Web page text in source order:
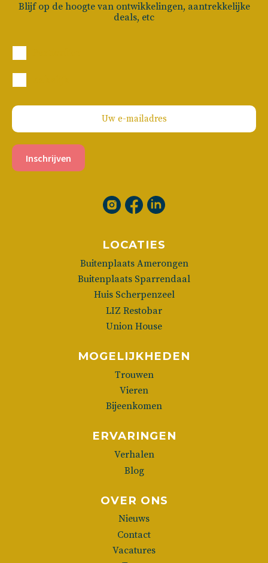
Blijf op de hoogte van ontwikkelingen, aantrekkelijke
deals, etc
Inschrijven
LOCATIES
Buitenplaats Amerongen
Buitenplaats Sparrendaal
Huis Scherpenzeel
LIZ Restobar
Union House
MOGELIJKHEDEN
Trouwen
Vieren
Bijeenkomen
ERVARINGEN
Verhalen
Blog
OVER ONS
Nieuws
Contact
Vacatures